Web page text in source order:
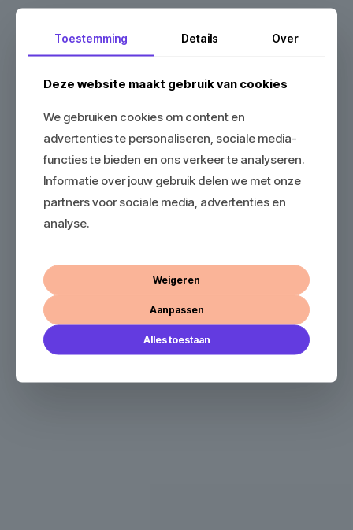
Toestemming Details Over
Deze website maakt gebruik van cookies
We gebruiken cookies om content en
advertenties te personaliseren, sociale media-
functies te bieden en ons verkeer te analyseren.
Informatie over jouw gebruik delen we met onze
partners voor sociale media, advertenties en
analyse.
Weigeren
Aanpassen
Alles toestaan